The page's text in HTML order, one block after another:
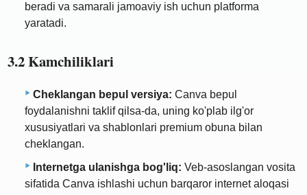
beradi va samarali jamoaviy ish uchun platforma
yaratadi.
3.2 Kamchiliklari
Cheklangan bepul versiya: Canva bepul
foydalanishni taklif qilsa-da, uning ko'plab ilg'or
xususiyatlari va shablonlari premium obuna bilan
cheklangan.
Internetga ulanishga bog'liq: Veb-asoslangan vosita
sifatida Canva ishlashi uchun barqaror internet aloqasi